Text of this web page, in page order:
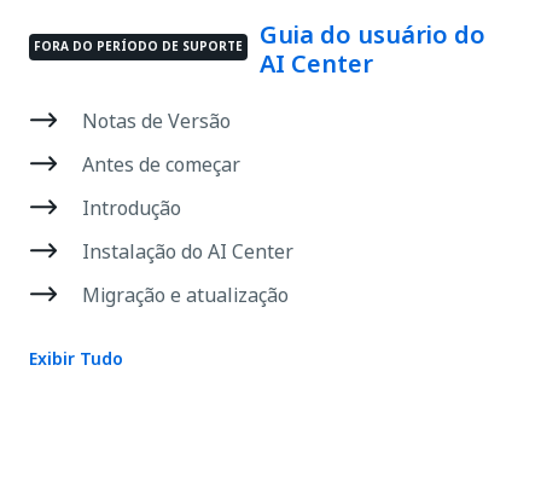
FORA DO PERÍODO DE SUPORTE
Guia do usuário do
AI Center
Notas de Versão
Antes de começar
Introdução
Instalação do AI Center
Migração e atualização
Exibir Tudo